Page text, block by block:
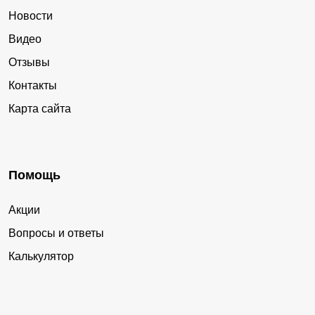
Новости
Видео
Отзывы
Контакты
Карта сайта
Помощь
Акции
Вопросы и ответы
Калькулятор